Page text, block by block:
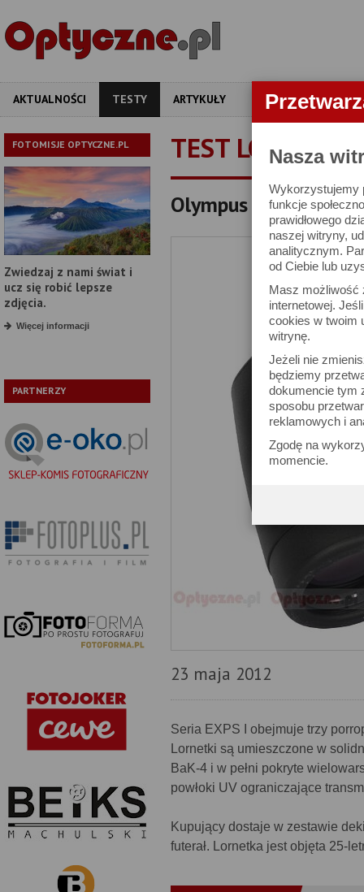
Nasza
Wykorzystujemy
funkcje
prawidłowego
naszej witryny,
analitycznym.
od Ciebie lub
Masz możliwość
internetowej.
cookies w twoim
witrynę.
Jeżeli nie
będziemy
dokumencie tym
sposobu
reklamowych i
Zgodę na
momencie.
AKTUALNOŚCI TESTY ARTYKUŁY APARATY
FOTOMISJE OPTYCZNE.PL
Zwiedzaj z nami świat i
ucz się robić lepsze
zdjęcia.
Więcej informacji
PARTNERZY
TEST LORNETKI
Olympus 8x42
23 maja 2012
Seria EXPS I obejmuje trzy
Lornetki są umieszczone w
BaK-4 i w pełni pokryte
powłoki UV ograniczające
Kupujący dostaje w zestawie
futerał. Lornetka jest objęta 25-